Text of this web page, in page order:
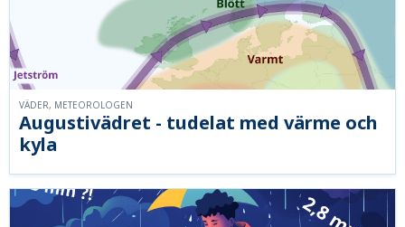
Augustivädret - tudelat med värme och
kyla
VÄDER, METEOROLOGEN